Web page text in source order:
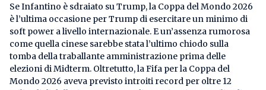
Se Infantino è sdraiato su Trump, la Coppa del Mondo 2026
è l’ultima occasione per Trump di esercitare un minimo di
soft power a livello internazionale. E un’assenza rumorosa
come quella cinese sarebbe stata l’ultimo chiodo sulla
tomba della traballante amministrazione prima delle
elezioni di Midterm. Oltretutto, la Fifa per la Coppa del
Mondo 2026 aveva previsto introiti record per oltre 12